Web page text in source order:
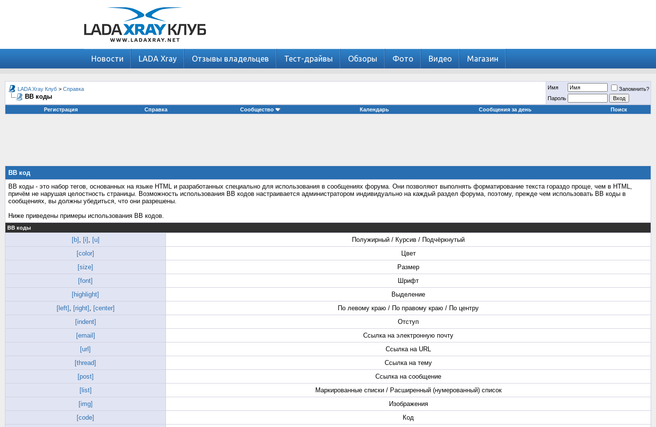
Новости LADA Xray Отзывы владельцев Тест-драйвы Обзоры Фото Видео Магазин
LADA Xray Клуб > Справка
BB коды
Имя
Запомнить?
Пароль
Регистрация
Справка Сообщество Календарь Сообщения за день Поиск
BB код
BB коды - это набор тегов, основанных на языке HTML и разработанных специально для использования в сообщениях форума. Они позволяют выполнять форматирование текста гораздо проще, чем в HTML,
причём не нарушая целостность страницы. Возможность использования BB кодов настраивается администратором индивидуально на каждый раздел форума, поэтому, прежде чем использовать BB коды в
сообщениях, вы должны убедиться, что они разрешены.
Ниже приведены примеры использования BB кодов.
BB коды
[b] , [i] , [u]
Полужирный / Курсив / Подчёркнутый
[color]
Цвет
[size]
Размер
[font]
Шрифт
[highlight]
Выделение
[left] , [right] , [center]
По левому краю / По правому краю / По центру
[indent]
Отступ
[email]
Ссылка на электронную почту
[url]
Ссылка на URL
[thread]
Ссылка на тему
[post]
Ссылка на сообщение
[list]
Маркированные списки / Расширенный (нумерованный) список
[img]
Изображения
[code]
Код